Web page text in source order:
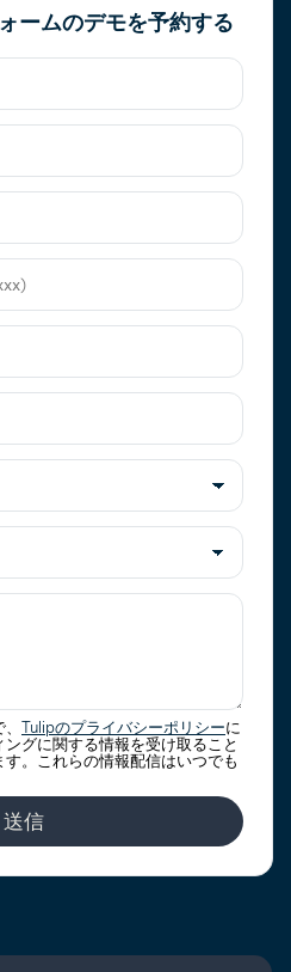
ームのデモを予約する
Tulipのプライバシーポリシーに
グに関する情報を受け取ること
。これらの情報配信はいつでも
送信